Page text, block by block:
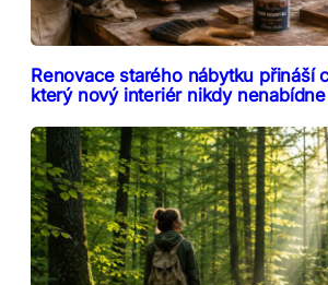
Renovace starého nábytku přináší
který nový interiér nikdy nenabídne